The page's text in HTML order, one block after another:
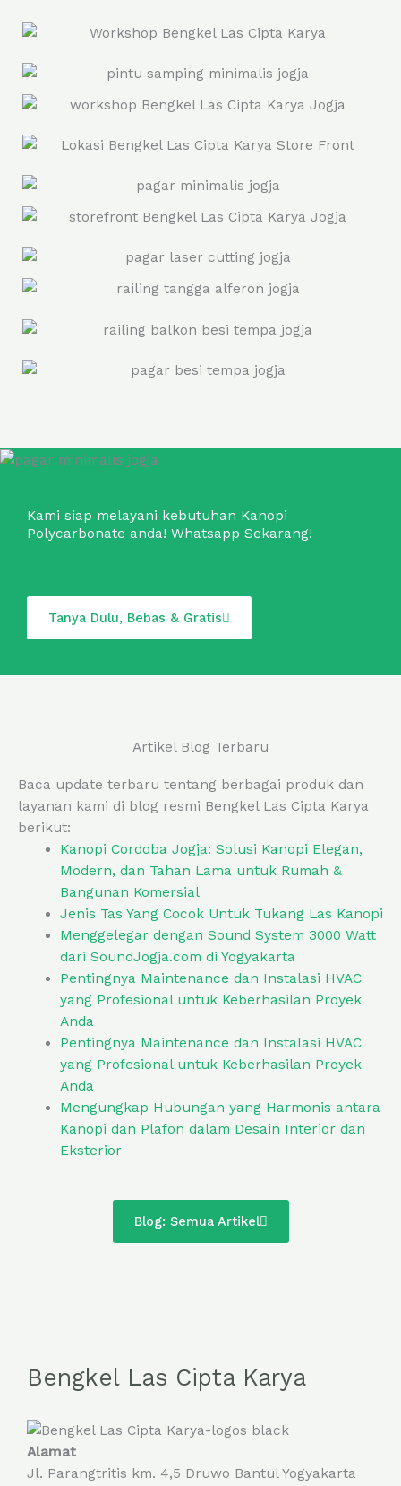
Kami siap melayani kebutuhan Kanopi
Polycarbonate anda! Whatsapp Sekarang!
Tanya Dulu, Bebas & Gratis
Artikel Blog Terbaru
Baca update terbaru tentang berbagai produk dan
layanan kami di blog resmi Bengkel Las Cipta Karya
berikut:
Kanopi Cordoba Jogja: Solusi Kanopi Elegan,
Modern, dan Tahan Lama untuk Rumah &
Bangunan Komersial
Jenis Tas Yang Cocok Untuk Tukang Las Kanopi
Menggelegar dengan Sound System 3000 Watt
dari SoundJogja.com di Yogyakarta
Pentingnya Maintenance dan Instalasi HVAC
yang Profesional untuk Keberhasilan Proyek
Anda
Pentingnya Maintenance dan Instalasi HVAC
yang Profesional untuk Keberhasilan Proyek
Anda
Mengungkap Hubungan yang Harmonis antara
Kanopi dan Plafon dalam Desain Interior dan
Eksterior
Blog: Semua Artikel
Bengkel Las Cipta Karya
Alamat
Jl. Parangtritis km. 4,5 Druwo Bantul Yogyakarta